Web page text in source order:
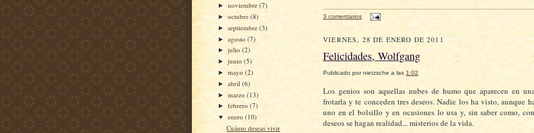
►noviembre(7)
►octubre(8)
►septiembre(3)
►agosto(7)
►julio(2)
►junio(5)
►mayo(2)
►abril(6)
►marzo(13)
►febrero(7)
▼enero(10)
Cuánto deseas vivir
3 comentarios
VIERNES, 28 DE ENERO DE 2011
Felicidades, Wolfgang
Publicado pornietzsche a las 1:02
Los genios son aquellas nubes de humo que aparecen en
frotarla y te conceden tres deseos. Nadie los ha visto, aunque
uno en el bolsillo y en ocasiones lo usa y, sin saber como,
deseos se hagan realidad... misterios de la vida.